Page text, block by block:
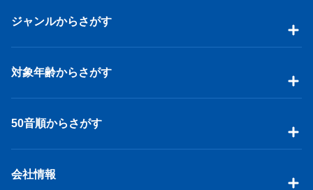
ジャンルからさがす
対象年齢からさがす
50音順からさがす
会社情報